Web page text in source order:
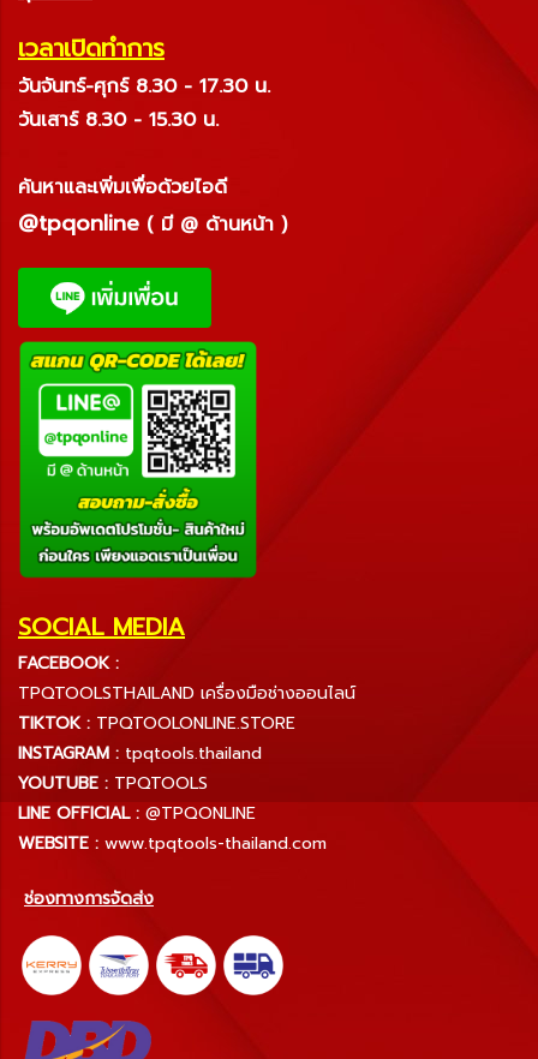
เวลาเปิดทำการ
วันจันทร์-ศุกร์ 8.30 - 17.30 น.
วันเสาร์ 8.30 - 15.30 น.
ค้นหาและเพิ่มเพื่อด้วยไอดี
@tpqonline ( มี @ ด้านหน้า )
SOCIAL MEDIA
FACEBOOK :
TPQTOOLSTHAILAND เครื่องมือช่างออนไลน์
TIKTOK : TPQTOOLONLINE.STORE
INSTAGRAM : tpqtools.thailand
YOUTUBE : TPQTOOLS
LINE OFFICIAL : @TPQONLINE
WEBSITE : www.tpqtools-thailand.com
ช่องทางการจัดส่ง